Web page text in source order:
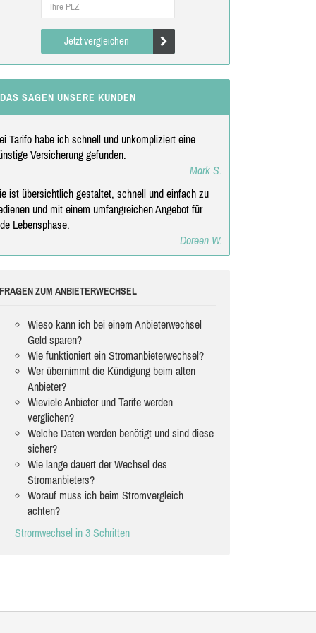
Jetzt vergleichen
DAS SAGEN UNSERE KUNDEN
Tarifo habe ich schnell und unkompliziert eine
Versicherung gefunden.
Mark S.
ist übersichtlich gestaltet, schnell und einfach zu
und mit einem umfangreichen Angebot für
Lebensphase.
Doreen W.
FRAGEN ZUM ANBIETERWECHSEL
Wieso kann ich bei einem Anbieterwechsel
Geld sparen?
Wie funktioniert ein Stromanbieterwechsel?
Wer übernimmt die Kündigung beim alten
Anbieter?
Wieviele Anbieter und Tarife werden
verglichen?
Welche Daten werden benötigt und sind diese
sicher?
Wie lange dauert der Wechsel des
Stromanbieters?
Worauf muss ich beim Stromvergleich
achten?
Stromwechsel in 3 Schritten